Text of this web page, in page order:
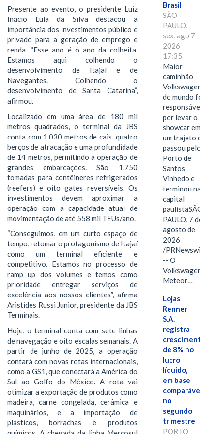
Presente ao evento, o presidente Luiz
Inácio Lula da Silva destacou a
importância dos investimentos público e
privado para a geração de emprego e
renda. “Esse ano é o ano da colheita.
Estamos aqui colhendo o
desenvolvimento de Itajaí e de
Navegantes. Colhendo o
desenvolvimento de Santa Catarina”,
afirmou.
Localizado em uma área de 180 mil
metros quadrados, o terminal da JBS
conta com 1.030 metros de cais, quatro
berços de atracação e uma profundidade
de 14 metros, permitindo a operação de
grandes embarcações. São 1.750
tomadas para contêineres refrigerados
(reefers) e oito gates reversíveis. Os
investimentos devem aproximar a
operação com a capacidade atual de
movimentação de até 558 mil TEUs/ano.
“Conseguimos, em um curto espaço de
tempo, retomar o protagonismo de Itajaí
como um terminal eficiente e
competitivo. Estamos no processo de
ramp up dos volumes e temos como
prioridade entregar serviços de
excelência aos nossos clientes”, afirma
Aristides Russi Junior, presidente da JBS
Terminais.
Hoje, o terminal conta com sete linhas
de navegação e oito escalas semanais. A
partir de junho de 2025, a operação
contará com novas rotas internacionais,
como a GS1, que conectará a América do
Sul ao Golfo do México. A rota vai
otimizar a exportação de produtos como
madeira, carne congelada, cerâmica e
maquinários, e a importação de
plásticos, borrachas e produtos
Brasil
SÃO
PAULO,
sex, ago 7
2026
17:35
Maior
caminhão
Volkswagen
do mundo foi
responsável
por levar o
showcar em
um trajeto que
passou pelo
Porto de
Santos,
Vinhedo e
terminou na
capital
paulistaSÃO
PAULO, 7 de
agosto de
2026
/PRNewswire/
-- O
Volkswagen
Meteor…
Lojas
Renner
S.A.
registra
crescimento
de 8% no
lucro
líquido,
em base
comparável,
no
segundo
trimestre
PORTO